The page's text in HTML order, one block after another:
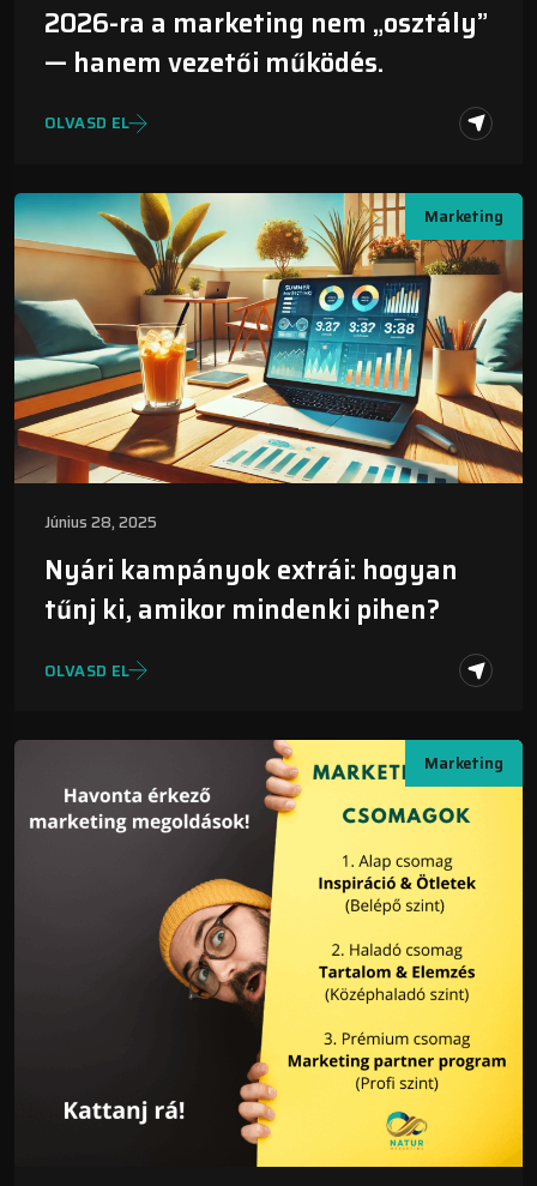
2026-ra a marketing nem „osztály”
— hanem vezetői működés.
OLVASD EL
Marketing
Június 28, 2025
Nyári kampányok extrái: hogyan
tűnj ki, amikor mindenki pihen?
OLVASD EL
Marketing